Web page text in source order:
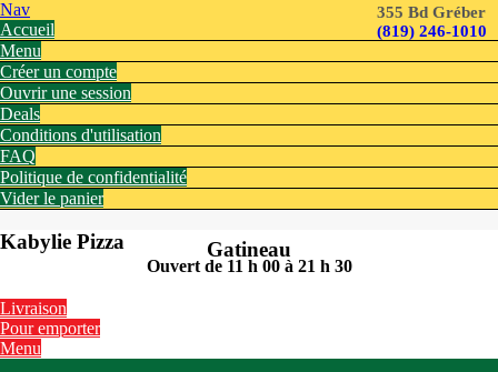
Nav
355 Bd Gréber
(819) 246-1010
Accueil
Menu
Créer un compte
Ouvrir une session
Deals
Conditions d'utilisation
FAQ
Politique de confidentialité
Vider le panier
Kabylie Pizza Gatineau
Ouvert de 11 h 00 à 21 h 30
Livraison
Pour emporter
Menu